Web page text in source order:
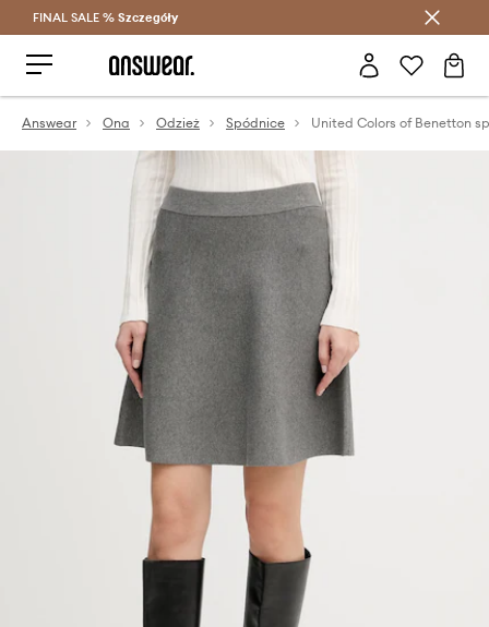
Oszczędzaj z Answear Club >
FINAL SALE % Szczegóły
Answear Ona Odzież Spódnice